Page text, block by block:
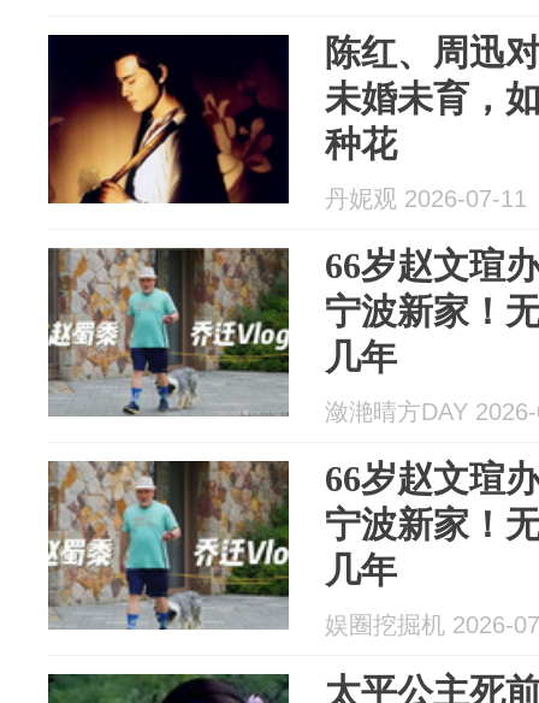
陈红、周迅
未婚未育，
种花
丹妮观 2026-07-11
66岁赵文瑄
宁波新家！
几年
潋滟晴方DAY
66岁赵文瑄
宁波新家！
几年
娱圈挖掘机 2026-
太平公主死